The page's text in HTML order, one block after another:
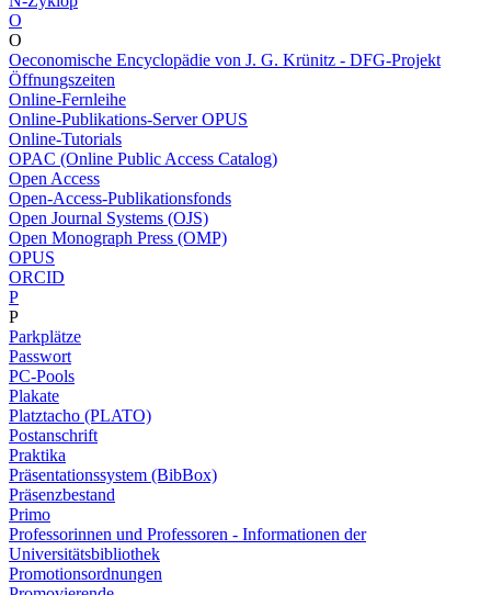
O
O
Oeconomische Encyclopädie von J. G. Krünitz - DFG-Projekt
Öffnungszeiten
Online-Fernleihe
Online-Publikations-Server OPUS
Online-Tutorials
OPAC (Online Public Access Catalog)
Open Access
Open-Access-Publikationsfonds
Open Journal Systems (OJS)
Open Monograph Press (OMP)
OPUS
ORCID
P
P
Parkplätze
Passwort
PC-Pools
Plakate
Platztacho (PLATO)
Postanschrift
Praktika
Präsentationssystem (BibBox)
Präsenzbestand
Primo
Professorinnen und Professoren - Informationen der
Universitätsbibliothek
Promotionsordnungen